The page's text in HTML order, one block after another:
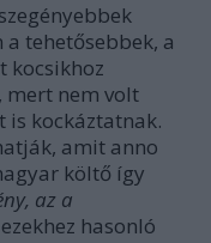
tehetősebbek, a
kocsikhoz
mert nem volt
is kockáztatnak.
amit anno
költő így
az a
hasonló